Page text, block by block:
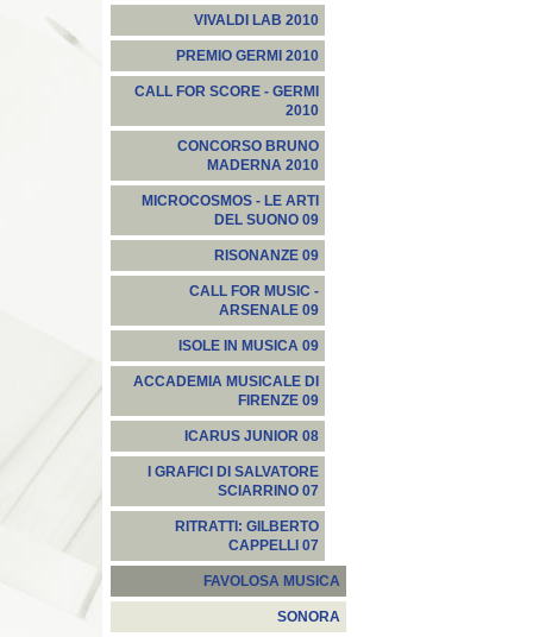
VIVALDI LAB 2010
PREMIO GERMI 2010
CALL FOR SCORE - GERMI
2010
CONCORSO BRUNO
MADERNA 2010
MICROCOSMOS - LE ARTI
DEL SUONO 09
RISONANZE 09
CALL FOR MUSIC -
ARSENALE 09
ISOLE IN MUSICA 09
ACCADEMIA MUSICALE DI
FIRENZE 09
ICARUS JUNIOR 08
I GRAFICI DI SALVATORE
SCIARRINO 07
RITRATTI: GILBERTO
CAPPELLI 07
FAVOLOSA MUSICA
SONORA